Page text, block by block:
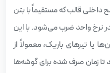
قالب که مستقیماً با بتن
واحد ضرب می‌شود. با این
تیرهای باریک، معمولاً از
زمان صرف شده برای گوشه‌ها